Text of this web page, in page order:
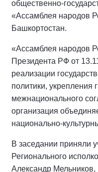
общественно-
«Ассамблея народов
Башкортостан.
«Ассамблея народов
Президента РФ от
реализации
политики, укрепления
межнационального
организация
национально-
В заседании приняли
Регионального
Александр Мельников,